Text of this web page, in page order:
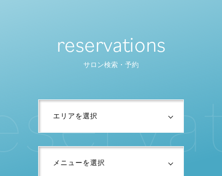
reservations
サロン検索・予約
serva